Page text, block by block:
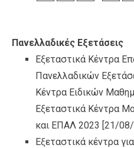
Πανελλαδικές Εξετάσεις
Εξεταστικά Κέντρα
Πανελλαδικών
Κέντρα Ειδικών
Εξεταστικά Κέντρα
και ΕΠΑΛ 2023 [21/
Εξεταστικά κέντρα